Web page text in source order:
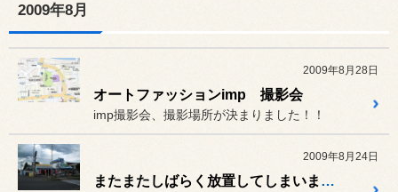
2009年8月
2009年8月28日
オートファッションimp 撮影会
imp撮影会、撮影場所が決まりました！！
2009年8月24日
またまたしばらく放置してしまいまして・・・